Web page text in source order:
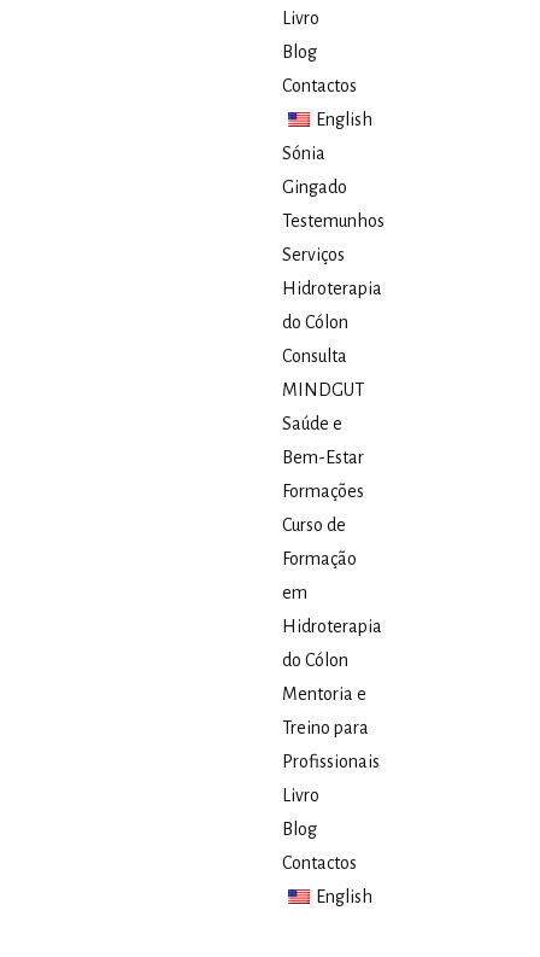
Livro
Blog
Contactos
English
Sónia
Gingado
Testemunhos
Serviços
Hidroterapia
do Cólon​
Consulta
MINDGUT
Saúde e
Bem-Estar
Formações
Curso de
Formação
em
Hidroterapia
do Cólon
Mentoria e
Treino para
Profissionais
Livro
Blog
Contactos
English